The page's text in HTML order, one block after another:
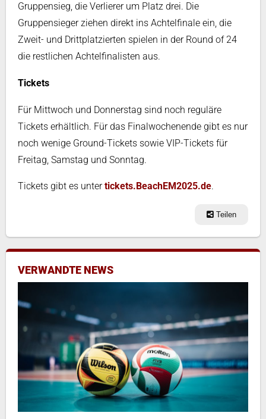
Gruppensieg, die Verlierer um Platz drei. Die
Gruppensieger ziehen direkt ins Achtelfinale ein, die
Zweit- und Drittplatzierten spielen in der Round of 24
die restlichen Achtelfinalisten aus.
Tickets
Für Mittwoch und Donnerstag sind noch reguläre
Tickets erhältlich. Für das Finalwochenende gibt es nur
noch wenige Ground-Tickets sowie VIP-Tickets für
Freitag, Samstag und Sonntag.
Tickets gibt es untertickets.BeachEM2025.de.
Teilen
VERWANDTE NEWS